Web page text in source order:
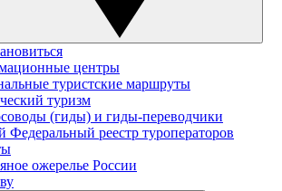
центры
туристские маршруты
туризм
(гиды) и гиды-переводчики
Федеральный реестр туроператоров
ожерелье России